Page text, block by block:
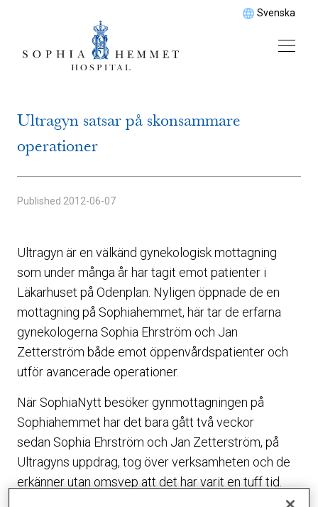
Svenska
Ultragyn satsar på skonsammare
operationer
Published 2012-06-07
Ultragyn är en välkänd gynekologisk mottagning
som under många år har tagit emot patienter i
Läkarhuset på Odenplan. Nyligen öppnade de en
mottagning på Sophiahemmet, här tar de erfarna
gynekologerna Sophia Ehrström och Jan
Zetterström både emot öppenvårdspatienter och
utför avancerade operationer.
När SophiaNytt besöker gynmottagningen på
Sophiahemmet har det bara gått två veckor
sedan Sophia Ehrström och Jan Zetterström, på
Ultragyns uppdrag, tog över verksamheten och de
erkänner utan omsvep att det har varit en tuff tid.